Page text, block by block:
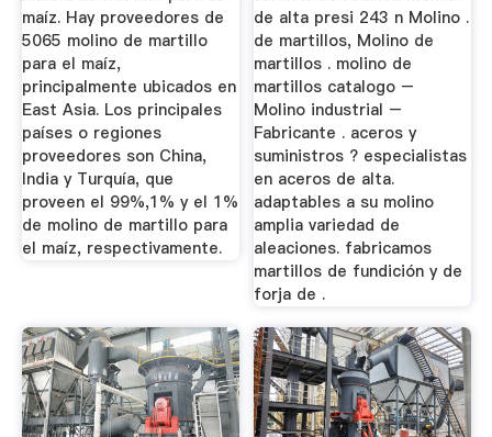
maíz. Hay proveedores de
5065 molino de martillo
para el maíz,
principalmente ubicados en
East Asia. Los principales
países o regiones
proveedores son China,
India y Turquía, que
proveen el 99%,1% y el 1%
de molino de martillo para
el maíz, respectivamente.
de alta presi 243 n Molino .
de martillos, Molino de
martillos . molino de
martillos catalogo –
Molino industrial –
Fabricante . aceros y
suministros ? especialistas
en aceros de alta.
adaptables a su molino
amplia variedad de
aleaciones. fabricamos
martillos de fundición y de
forja de .